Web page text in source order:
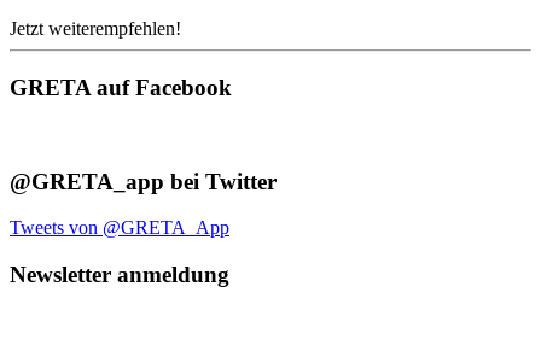
Jetzt weiterempfehlen!
GRETA auf Facebook
@GRETA_app bei Twitter
Tweets von @GRETA_App
Newsletter anmeldung